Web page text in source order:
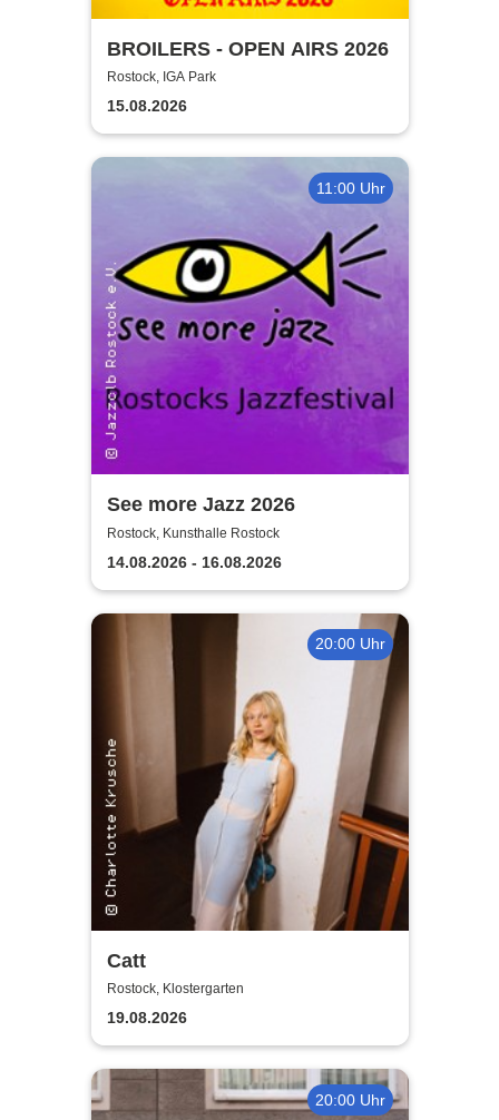
BROILERS - OPEN AIRS 2026
Rostock, IGA Park
15.08.2026
11:00 Uhr
See more Jazz 2026
Rostock, Kunsthalle Rostock
14.08.2026 - 16.08.2026
20:00 Uhr
Catt
Rostock, Klostergarten
19.08.2026
20:00 Uhr